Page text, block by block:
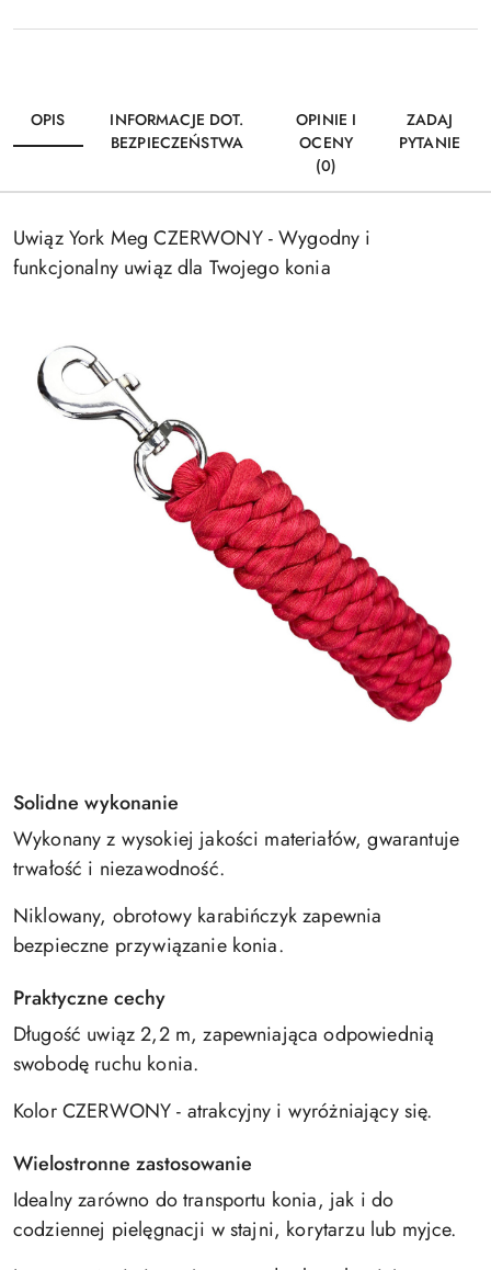
OPIS
INFORMACJE DOT.
BEZPIECZEŃSTWA
OPINIE I
OCENY
(0)
ZADAJ
PYTANIE
Uwiąz York Meg CZERWONY - Wygodny i
funkcjonalny uwiąz dla Twojego konia
Solidne wykonanie
Wykonany z wysokiej jakości materiałów, gwarantuje
trwałość i niezawodność.
Niklowany, obrotowy karabińczyk zapewnia
bezpieczne przywiązanie konia.
Praktyczne cechy
Długość uwiąz 2,2 m, zapewniająca odpowiednią
swobodę ruchu konia.
Kolor CZERWONY - atrakcyjny i wyróżniający się.
Wielostronne zastosowanie
Idealny zarówno do transportu konia, jak i do
codziennej pielęgnacji w stajni, korytarzu lub myjce.